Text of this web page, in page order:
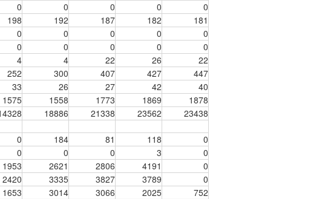
0 0 0 0
0
198 192 187 182
181
0 0 0 0
0
0 0 0 0
0
4 4 22 26
22
252 300 407 427
447
33 26 27 42
40
1575 1558 1773 1869
1878
18886 21338 23562
23438
0 184 81 118
0
0 0 0 3
0
1953 2621 2806 4191
0
2420 3335 3827 3789
0
1653 3014 3066 2025
752